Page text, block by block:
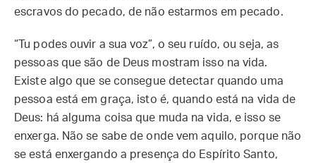
escravos do pecado, de não estarmos em pecado.
“Tu podes ouvir a sua voz”, o seu ruído, ou seja, as
pessoas que são de Deus mostram isso na vida.
Existe algo que se consegue detectar quando uma
pessoa está em graça, isto é, quando está na vida de
Deus: há alguma coisa que muda na vida, e isso se
enxerga. Não se sabe de onde vem aquilo, porque não
se está enxergando a presença do Espírito Santo,